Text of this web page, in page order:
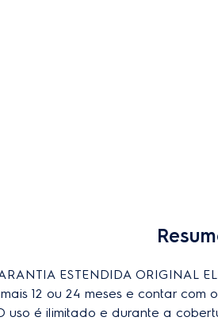
ESTENDIDA ORIGINAL
12 ou 24 meses e contar
uso é ilimitado e durante a